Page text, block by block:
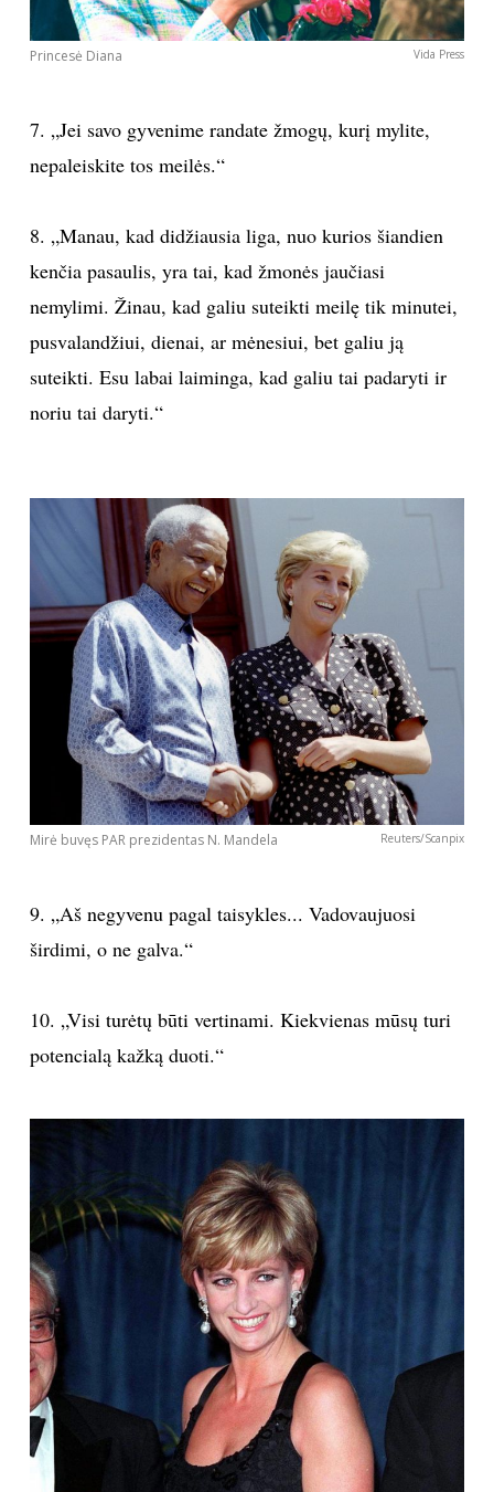
Princesė Diana Vida Press
7. „Jei savo gyvenime randate žmogų, kurį mylite,
nepaleiskite tos meilės.“
8. „Manau, kad didžiausia liga, nuo kurios šiandien
kenčia pasaulis, yra tai, kad žmonės jaučiasi
nemylimi. Žinau, kad galiu suteikti meilę tik minutei,
pusvalandžiui, dienai, ar mėnesiui, bet galiu ją
suteikti. Esu labai laiminga, kad galiu tai padaryti ir
noriu tai daryti.“
Mirė buvęs PAR prezidentas N. Mandela Reuters/Scanpix
9. „Aš negyvenu pagal taisykles... Vadovaujuosi
širdimi, o ne galva.“
10. „Visi turėtų būti vertinami. Kiekvienas mūsų turi
potencialą kažką duoti.“